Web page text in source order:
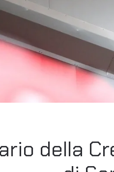
della